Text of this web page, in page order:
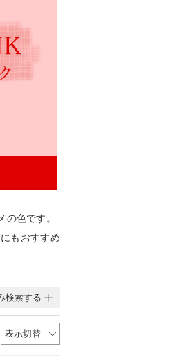
色です。
もおすすめ
検索する
表示切替